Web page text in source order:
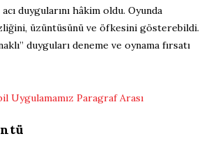
duygularını hâkim oldu. Oyunda
üzüntüsünü ve öfkesini gösterebildi.
duyguları deneme ve oynama fırsatı